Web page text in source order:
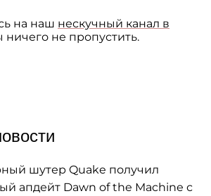
на наш нескучный канал в
ничего не пропустить.
шутер Quake получил
апдейт Dawn of the Machine с